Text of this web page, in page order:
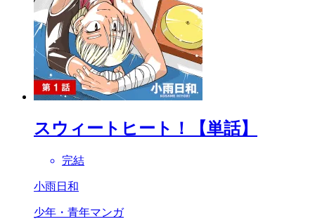
スウィートヒート！【単話】
完結
小雨日和
少年・青年マンガ